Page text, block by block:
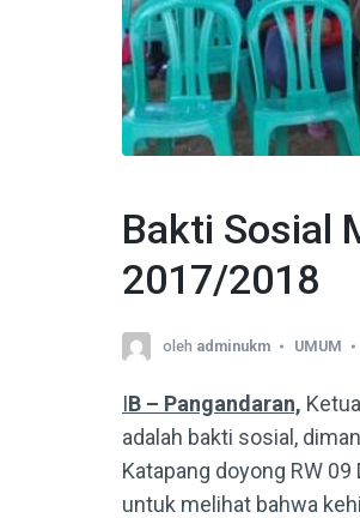
Bakti Sosial
2017/2018
oleh adminukm UMUM
IB – Pangandaran,
adalah bakti sosial,
Katapang doyong RW
untuk melihat bahwa